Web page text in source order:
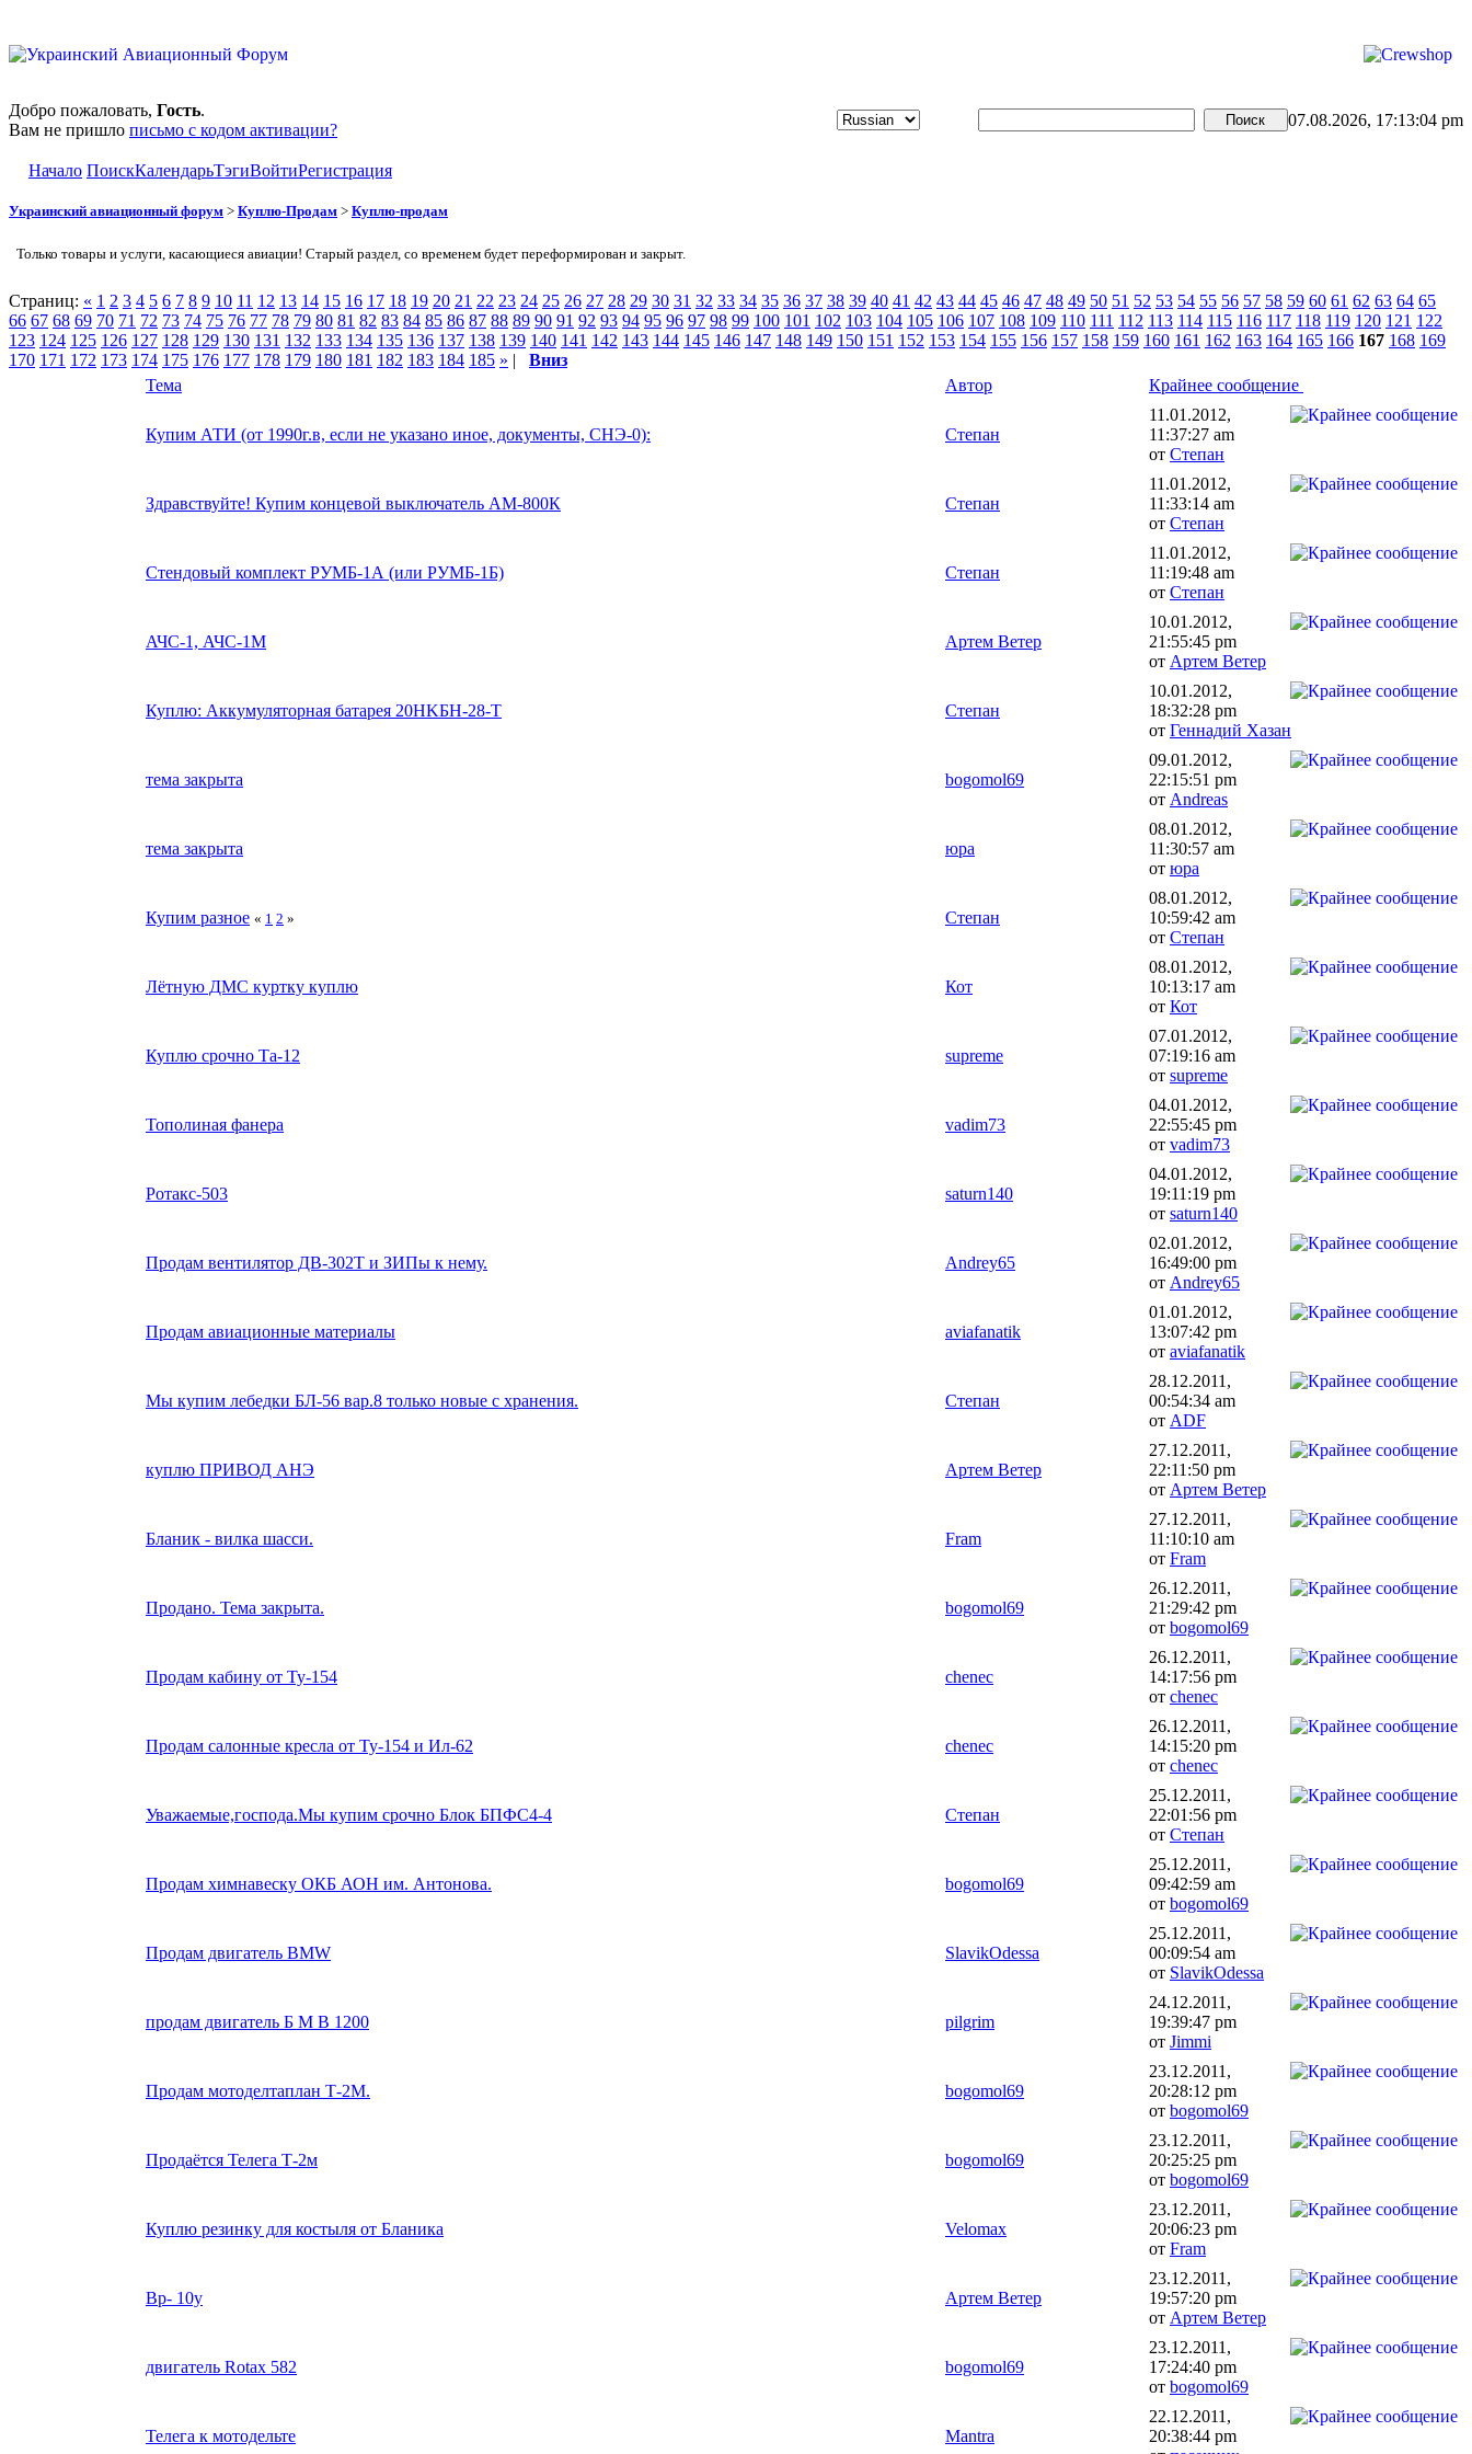
Добро пожаловать, Гость.
Вам не пришло письмо с кодом активации?
07.08.2026, 17:13:04 pm
Начало ПоискКалендарьТэгиВойтиРегистрация
Украинский авиационный форум > Куплю-Продам > Куплю-продам
Только товары и услуги, касающиеся авиации! Старый раздел, со временем будет переформирован и закрыт.
Страниц: « 1 2 3 4 5 6 7 8 9 10 11 12 13 14 15 16 17 18 19 20 21 22 23 24 25 26 27 28 29 30 31 32 33 34 35 36 37 38 39 40 41 42 43 44 45 46 47 48 49 50 51 52 53 54 55 56 57 58 59 60 61 62 63 64 65
66 67 68 69 70 71 72 73 74 75 76 77 78 79 80 81 82 83 84 85 86 87 88 89 90 91 92 93 94 95 96 97 98 99 100 101 102 103 104 105 106 107 108 109 110 111 112 113 114 115 116 117 118 119 120 121 122
123 124 125 126 127 128 129 130 131 132 133 134 135 136 137 138 139 140 141 142 143 144 145 146 147 148 149 150 151 152 153 154 155 156 157 158 159 160 161 162 163 164 165 166 167 168 169
170 171 172 173 174 175 176 177 178 179 180 181 182 183 184 185 » | Вниз
Тема
Автор Крайнее сообщение
Купим АТИ (от 1990г.в, если не указано иное, документы, СНЭ-0): Степан
11.01.2012,
11:37:27 am
от Степан
Здравствуйте! Купим концевой выключатель АМ-800К Степан
11.01.2012,
11:33:14 am
от Степан
Стендовый комплект РУМБ-1А (или РУМБ-1Б) Степан
11.01.2012,
11:19:48 am
от Степан
АЧС-1, АЧС-1М Артем Ветер
10.01.2012,
21:55:45 pm
от Артем Ветер
Куплю: Аккумуляторная батарея 20HKБH-28-T Степан
10.01.2012,
18:32:28 pm
от Геннадий Хазан
тема закрыта bogomol69
09.01.2012,
22:15:51 pm
от Andreas
тема закрыта юра
08.01.2012,
11:30:57 am
от юра
Купим разное « 1 2 » Степан
08.01.2012,
10:59:42 am
от Степан
Лётную ДМС куртку куплю Кот
08.01.2012,
10:13:17 am
от Кот
Куплю срочно Та-12 supreme
07.01.2012,
07:19:16 am
от supreme
Тополиная фанера vadim73
04.01.2012,
22:55:45 pm
от vadim73
Ротакс-503 saturn140
04.01.2012,
19:11:19 pm
от saturn140
Продам вентилятор ДВ-302Т и ЗИПы к нему. Andrey65
02.01.2012,
16:49:00 pm
от Andrey65
Продам авиационные материалы aviafanatik
01.01.2012,
13:07:42 pm
от aviafanatik
Мы купим лебедки БЛ-56 вар.8 только новые с хранения. Степан
28.12.2011,
00:54:34 am
от ADF
куплю ПРИВОД АНЭ Артем Ветер
27.12.2011,
22:11:50 pm
от Артем Ветер
Бланик - вилка шасси. Fram
27.12.2011,
11:10:10 am
от Fram
Продано. Тема закрыта. bogomol69
26.12.2011,
21:29:42 pm
от bogomol69
Продам кабину от Ту-154 chenec
26.12.2011,
14:17:56 pm
от chenec
Продам салонные кресла от Ту-154 и Ил-62 chenec
26.12.2011,
14:15:20 pm
от chenec
Уважаемые,господа.Мы купим срочно Блок БПФС4-4 Степан
25.12.2011,
22:01:56 pm
от Степан
Продам химнавеску ОКБ АОН им. Антонова. bogomol69
25.12.2011,
09:42:59 am
от bogomol69
Продам двигатель BMW SlavikOdessa
25.12.2011,
00:09:54 am
от SlavikOdessa
продам двигатель Б М В 1200 pilgrim
24.12.2011,
19:39:47 pm
от Jimmi
Продам мотоделтаплан Т-2М. bogomol69
23.12.2011,
20:28:12 pm
от bogomol69
Продаётся Телега Т-2м bogomol69
23.12.2011,
20:25:25 pm
от bogomol69
Куплю резинку для костыля от Бланика Velomax
23.12.2011,
20:06:23 pm
от Fram
Вр- 10у Артем Ветер
23.12.2011,
19:57:20 pm
от Артем Ветер
двигатель Rotax 582 bogomol69
23.12.2011,
17:24:40 pm
от bogomol69
Телега к мотодельте Mantra
22.12.2011,
20:38:44 pm